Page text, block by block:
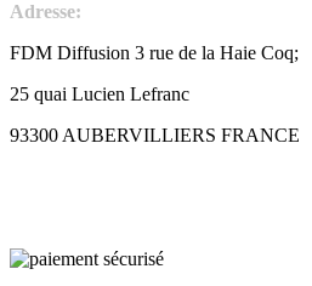
Adresse:
FDM Diffusion 3 rue de la Haie Coq;
25 quai Lucien Lefranc
93300 AUBERVILLIERS FRANCE